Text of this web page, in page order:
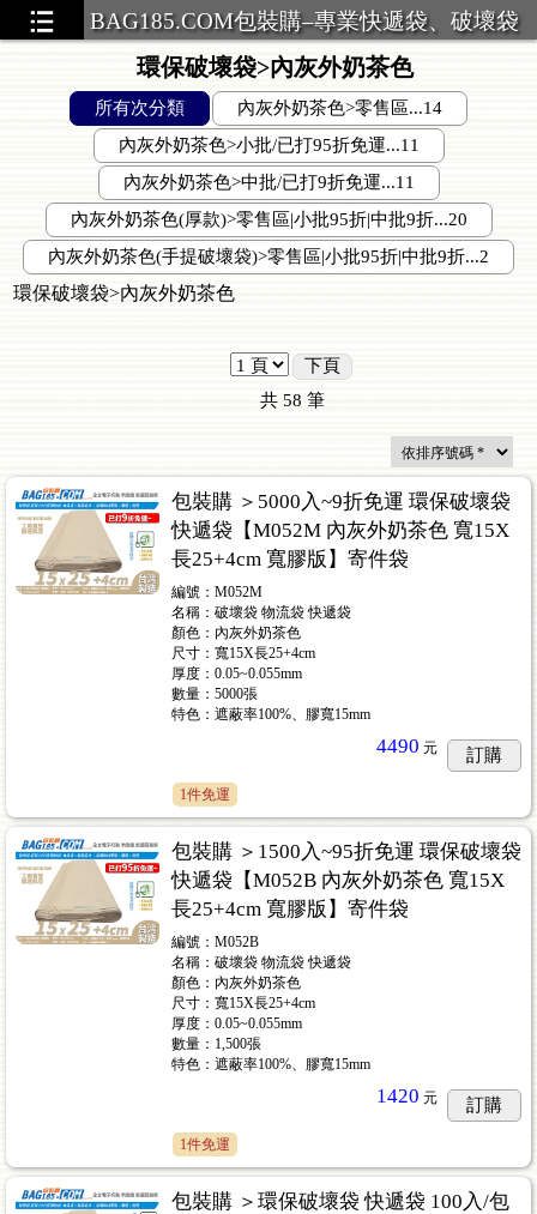
BAG185.COM包裝購–專業快遞袋、破壞袋
環保破壞袋>內灰外奶茶色
所有次分類
內灰外奶茶色>零售區...14
內灰外奶茶色>小批/已打95折免運...11
內灰外奶茶色>中批/已打9折免運...11
內灰外奶茶色(厚款)>零售區|小批95折|中批9折...20
內灰外奶茶色(手提破壞袋)>零售區|小批95折|中批9折...2
環保破壞袋>內灰外奶茶色
下頁
共 58 筆
包裝購 ＞5000入~9折免運 環保破壞袋
快遞袋【M052M 內灰外奶茶色 寬15X
長25+4cm 寬膠版】寄件袋
編號：M052M
名稱：破壞袋 物流袋 快遞袋
顏色：內灰外奶茶色
尺寸：寬15X長25+4cm
厚度：0.05~0.055mm
數量：5000張
特色：遮蔽率100%、膠寬15mm
4490 元 訂購
1件免運
包裝購 ＞1500入~95折免運 環保破壞袋
快遞袋【M052B 內灰外奶茶色 寬15X
長25+4cm 寬膠版】寄件袋
編號：M052B
名稱：破壞袋 物流袋 快遞袋
顏色：內灰外奶茶色
尺寸：寬15X長25+4cm
厚度：0.05~0.055mm
數量：1,500張
特色：遮蔽率100%、膠寬15mm
1420 元 訂購
1件免運
包裝購 ＞環保破壞袋 快遞袋 100入/包